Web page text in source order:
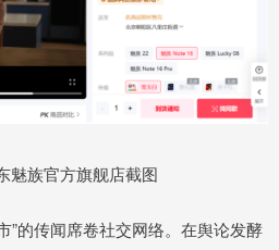
魅族官方旗舰店截图
”的传闻席卷社交网络。在舆论发酵